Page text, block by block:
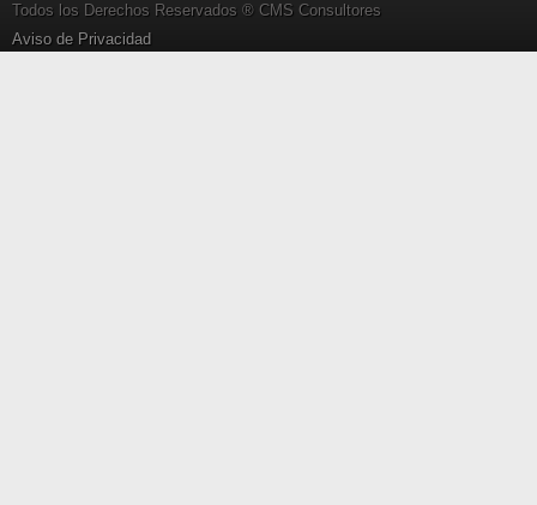
Todos los Derechos Reservados ® CMS Consultores
Aviso de Privacidad